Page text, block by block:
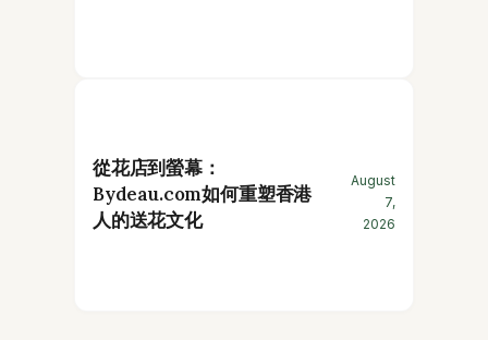
從花店到螢幕：
Bydeau.com如何重塑香港
人的送花文化
August
7,
2026